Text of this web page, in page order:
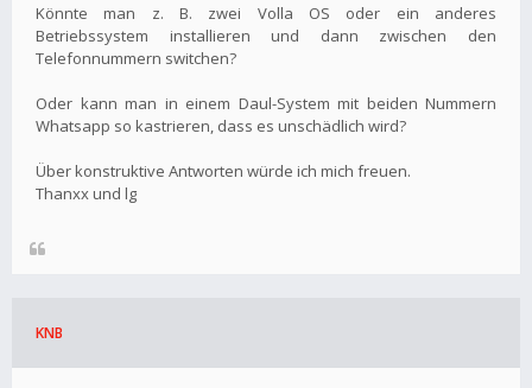
Könnte man z. B. zwei Volla OS oder ein anderes
Betriebssystem installieren und dann zwischen den
Telefonnummern switchen?
Oder kann man in einem Daul-System mit beiden Nummern
Whatsapp so kastrieren, dass es unschädlich wird?
Über konstruktive Antworten würde ich mich freuen.
Thanxx und lg
KNB